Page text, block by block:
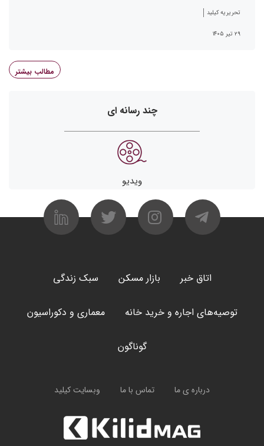
تحریریه کیلید
۲۹ تیر ۱۴۰۵
مطالب بیشتر
چند رسانه ای
ویدیو
اتاق خبر بازار مسکن سبک زندگی
توصیه‌های اجاره و خرید خانه معماری و دکوراسیون
گوناگون
درباره ی ما تماس با ما وبسایت کیلید